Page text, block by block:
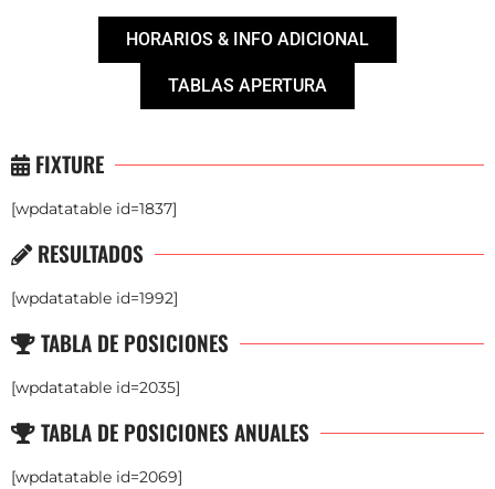
HORARIOS & INFO ADICIONAL
TABLAS APERTURA
FIXTURE
[wpdatatable id=1837]
RESULTADOS
[wpdatatable id=1992]
TABLA DE POSICIONES
[wpdatatable id=2035]
TABLA DE POSICIONES ANUALES
[wpdatatable id=2069]